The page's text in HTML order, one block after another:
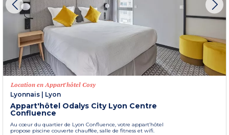
Location en Appart'hôtel Cosy
Lyonnais
Lyon
Appart'hôtel Odalys City Lyon Centre
Confluence
Au cœur du quartier de Lyon Confluence, votre appart’hôtel
propose piscine couverte chauffée, salle de fitness et wifi.